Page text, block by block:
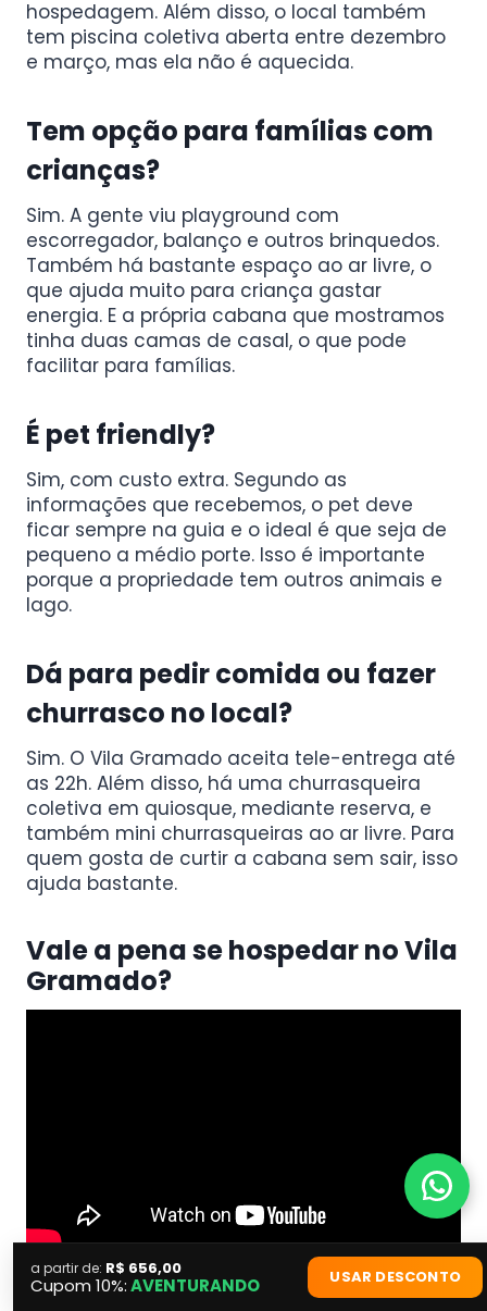
hospedagem. Além disso, o local também
tem piscina coletiva aberta entre dezembro
e março, mas ela não é aquecida.
Tem opção para famílias com
crianças?
Sim. A gente viu playground com
escorregador, balanço e outros brinquedos.
Também há bastante espaço ao ar livre, o
que ajuda muito para criança gastar
energia. E a própria cabana que mostramos
tinha duas camas de casal, o que pode
facilitar para famílias.
É pet friendly?
Sim, com custo extra. Segundo as
informações que recebemos, o pet deve
ficar sempre na guia e o ideal é que seja de
pequeno a médio porte. Isso é importante
porque a propriedade tem outros animais e
lago.
Dá para pedir comida ou fazer
churrasco no local?
Sim. O Vila Gramado aceita tele-entrega até
as 22h. Além disso, há uma churrasqueira
coletiva em quiosque, mediante reserva, e
também mini churrasqueiras ao ar livre. Para
quem gosta de curtir a cabana sem sair, isso
ajuda bastante.
Vale a pena se hospedar no Vila
Gramado?
No fim da experiência, a sensação foi muito
a partir de: R$ 656,00
Cupom 10%:AVENTURANDO USAR DESCONTO